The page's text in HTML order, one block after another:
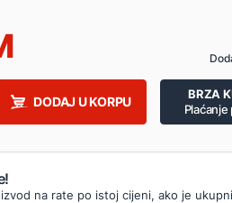
DODAJ U KORPU
BRZA
na rate po istoj cijeni, ako je